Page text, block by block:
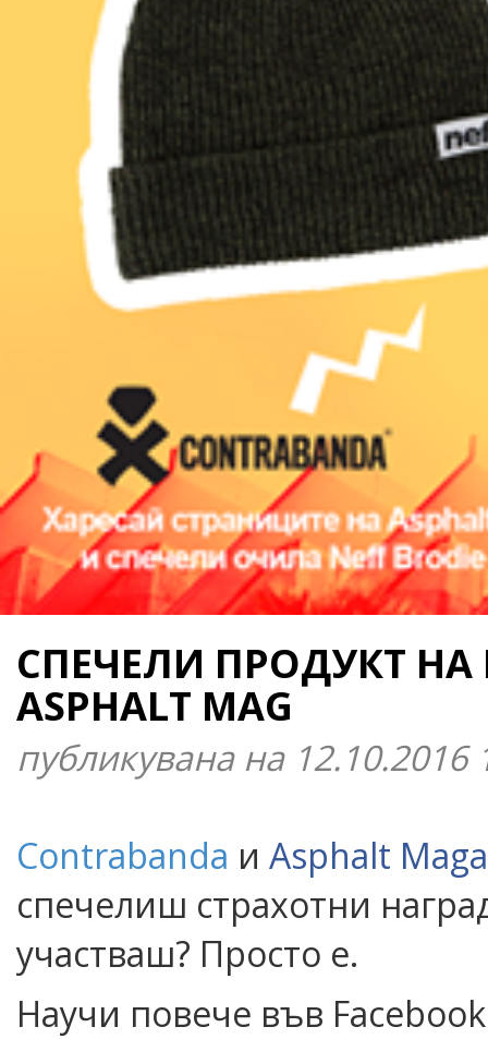
СПЕЧЕЛИ ПРОДУКТ НА
ASPHALT MAG
публикувана на
Contrabanda и Asphalt
спечелиш страхотни
участваш? Просто е.
Научи повече във